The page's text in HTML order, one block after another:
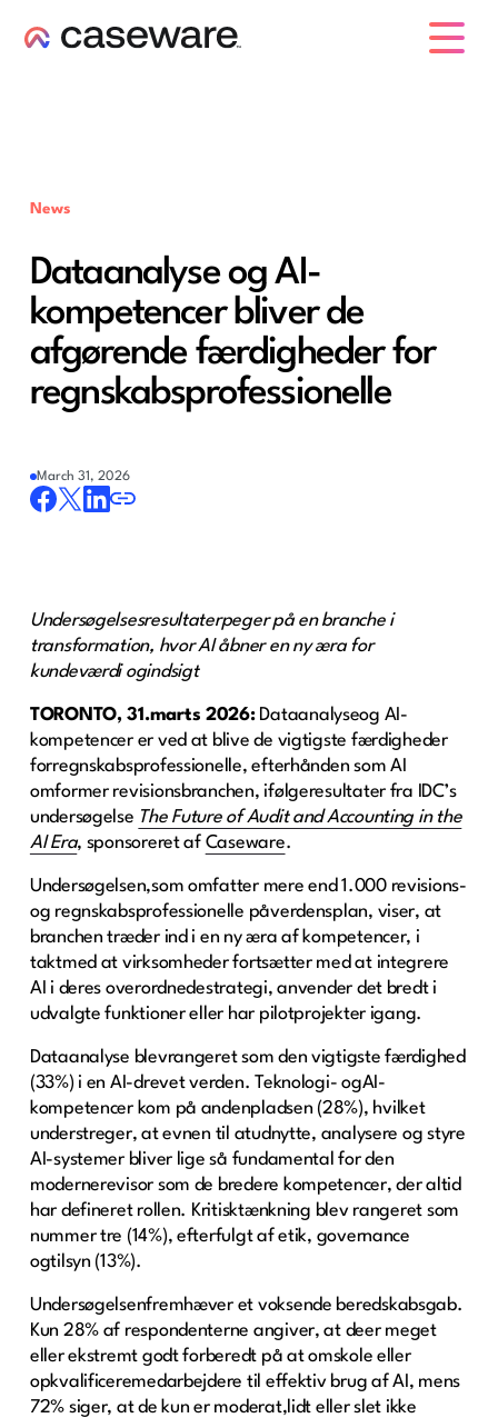
News
Dataanalyse og AI-
kompetencer bliver de
afgørende færdigheder for
regnskabsprofessionelle
March 31, 2026
Undersøgelsesresultaterpeger på en branche i
transformation, hvor AI åbner en ny æra for
kundeværdi ogindsigt
TORONTO, 31.marts 2026:Dataanalyseog AI-
kompetencer er ved at blive de vigtigste færdigheder
forregnskabsprofessionelle, efterhånden som AI
omformer revisionsbranchen, ifølgeresultater fra IDC’s
undersøgelse The Future of Audit and Accounting in the
AI Era, sponsoreret af Caseware.
Undersøgelsen,som omfatter mere end 1.000 revisions-
og regnskabsprofessionelle påverdensplan, viser, at
branchen træder ind i en ny æra af kompetencer, i
taktmed at virksomheder fortsætter med at integrere
AI i deres overordnedestrategi, anvender det bredt i
udvalgte funktioner eller har pilotprojekter igang.
Dataanalyse blevrangeret som den vigtigste færdighed
(33%) i en AI-drevet verden. Teknologi- ogAI-
kompetencer kom på andenpladsen (28%), hvilket
understreger, at evnen til atudnytte, analysere og styre
AI-systemer bliver lige så fundamental for den
modernerevisor som de bredere kompetencer, der altid
har defineret rollen. Kritisktænkning blev rangeret som
nummer tre (14%), efterfulgt af etik, governance
ogtilsyn (13%).
Undersøgelsenfremhæver et voksende beredskabsgab.
Kun 28% af respondenterne angiver, at deer meget
eller ekstremt godt forberedt på at omskole eller
opkvalificeremedarbejdere til effektiv brug af AI, mens
72% siger, at de kun er moderat,lidt eller slet ikke